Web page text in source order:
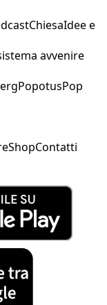
ChiesaIdee e
avvenire
PopotusPop
ShopContatti